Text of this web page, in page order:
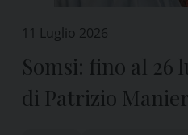
11 Luglio 2026
Somsi: fino al 26
di Patrizio